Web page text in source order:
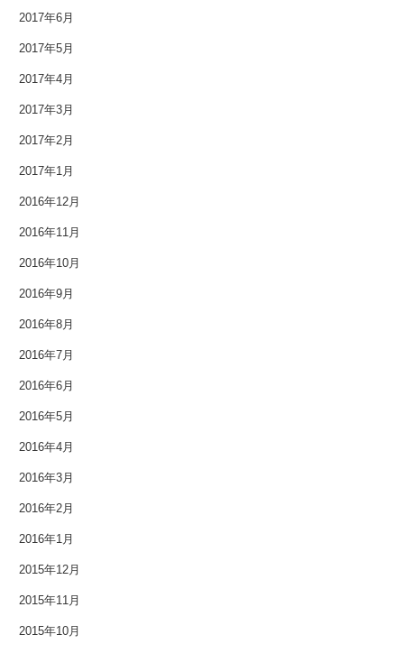
2017年6月
2017年5月
2017年4月
2017年3月
2017年2月
2017年1月
2016年12月
2016年11月
2016年10月
2016年9月
2016年8月
2016年7月
2016年6月
2016年5月
2016年4月
2016年3月
2016年2月
2016年1月
2015年12月
2015年11月
2015年10月